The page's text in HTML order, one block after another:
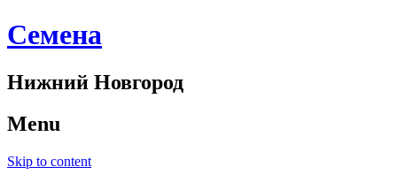
Cемена
Нижний Новгород
Menu
Skip to content